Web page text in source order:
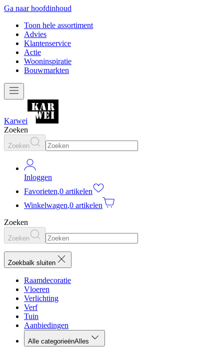
Ga naar hoofdinhoud
Toon hele assortiment
Advies
Klantenservice
Actie
Wooninspiratie
Bouwmarkten
Karwei
Zoeken
Zoeken
Inloggen
Favorieten,0 artikelen
Winkelwagen,0 artikelen
Zoeken
Zoeken
Zoekbalk sluiten
Raamdecoratie
Vloeren
Verlichting
Verf
Tuin
Aanbiedingen
Alle categorieënAlles